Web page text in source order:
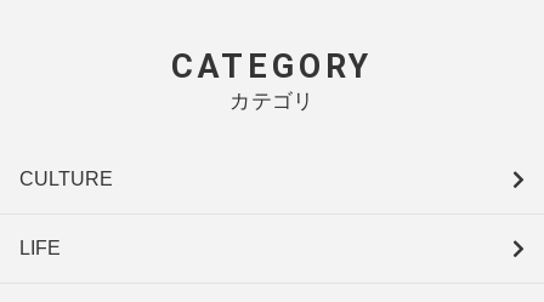
CATEGORY
カテゴリ
CULTURE
LIFE